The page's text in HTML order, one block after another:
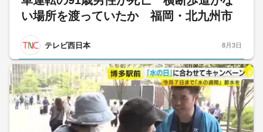
い場所を渡っていたか 福岡・北九州市
テレビ西日本 8月3日